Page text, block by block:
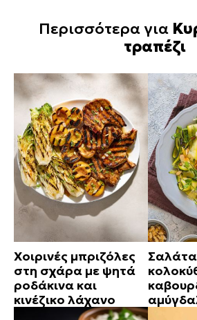
Περισσότερα για
τραπέζι
Χοιρινές μπριζόλες
στη σχάρα με ψητά
ροδάκινα και
κινέζικο λάχανο